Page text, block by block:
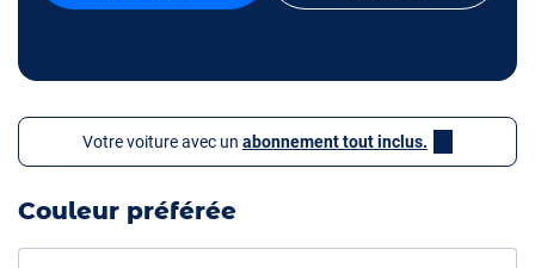
Votre voiture avec un abonnement tout inclus.
Couleur préférée